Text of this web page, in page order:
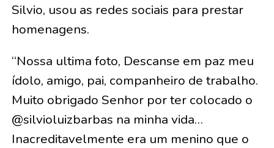
Silvio, usou as redes sociais para prestar
homenagens.
“Nossa ultima foto, Descanse em paz meu
ídolo, amigo, pai, companheiro de trabalho.
Muito obrigado Senhor por ter colocado o
@silvioluizbarbas na minha vida…
Inacreditavelmente era um menino que o